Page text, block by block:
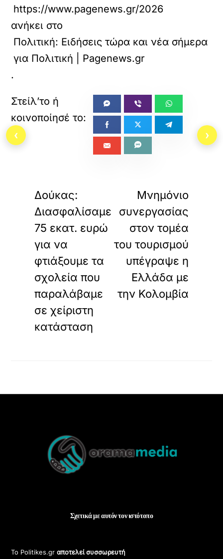
https://www.pagenews.gr/2026/06/11/
ανήκει στο
Πολιτική: Ειδήσεις τώρα και νέα σήμερα
για Πολιτική | Pagenews.gr
.
Δούκας:
Διασφαλίσαμε
75 εκατ. ευρώ
για να
φτιάξουμε τα
σχολεία που
παραλάβαμε
σε χείριστη
κατάσταση
Μνημόνιο
συνεργασίας
στον τομέα
του τουρισμού
υπέγραψε η
Ελλάδα με
την Κολομβία
Top
Σχετικά με αυτόν τον ιστότοπο
Το Politikes.grαποτελεί συσσωρευτή
‹ ›